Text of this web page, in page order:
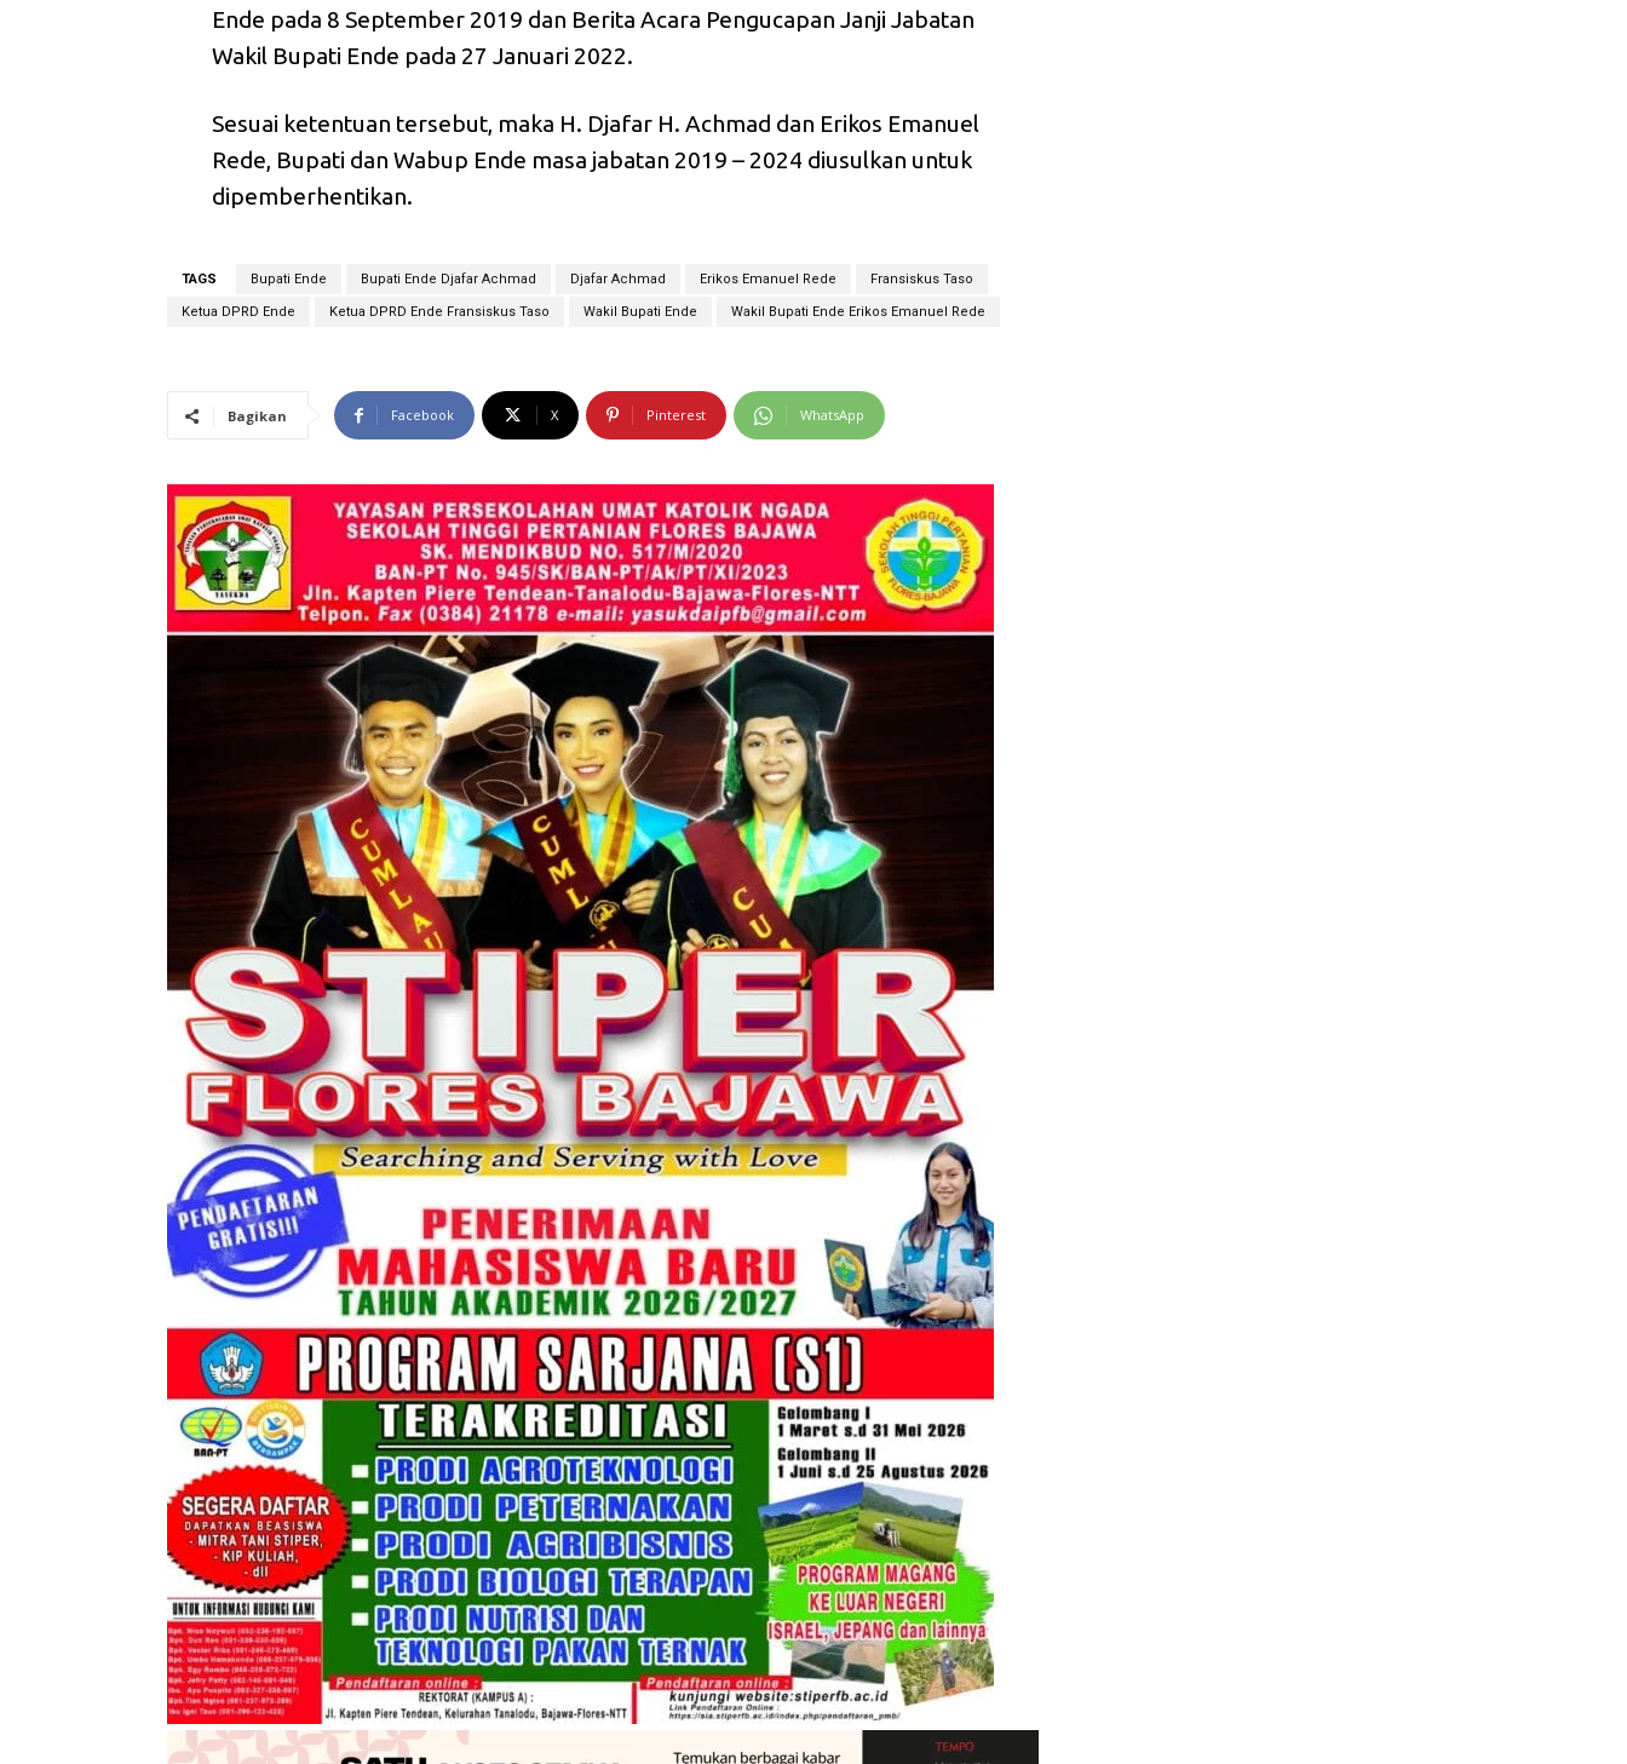
Ende pada 8 September 2019 dan Berita Acara Pengucapan Janji Jabatan
Wakil Bupati Ende pada 27 Januari 2022.
Sesuai ketentuan tersebut, maka H. Djafar H. Achmad dan Erikos Emanuel
Rede, Bupati dan Wabup Ende masa jabatan 2019 – 2024 diusulkan untuk
dipemberhentikan.
TAGS Bupati Ende Bupati Ende Djafar Achmad Djafar Achmad Erikos Emanuel Rede Fransiskus Taso
Ketua DPRD Ende Ketua DPRD Ende Fransiskus Taso Wakil Bupati Ende Wakil Bupati Ende Erikos Emanuel Rede
Bagikan Facebook X Pinterest WhatsApp